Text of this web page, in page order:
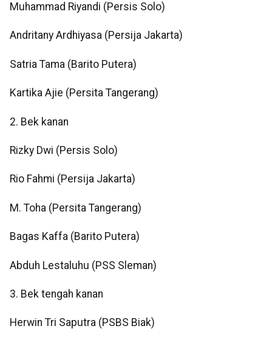
Muhammad Riyandi (Persis Solo)
Andritany Ardhiyasa (Persija Jakarta)
Satria Tama (Barito Putera)
Kartika Ajie (Persita Tangerang)
2. Bek kanan
Rizky Dwi (Persis Solo)
Rio Fahmi (Persija Jakarta)
M. Toha (Persita Tangerang)
Bagas Kaffa (Barito Putera)
Abduh Lestaluhu (PSS Sleman)
3. Bek tengah kanan
Herwin Tri Saputra (PSBS Biak)